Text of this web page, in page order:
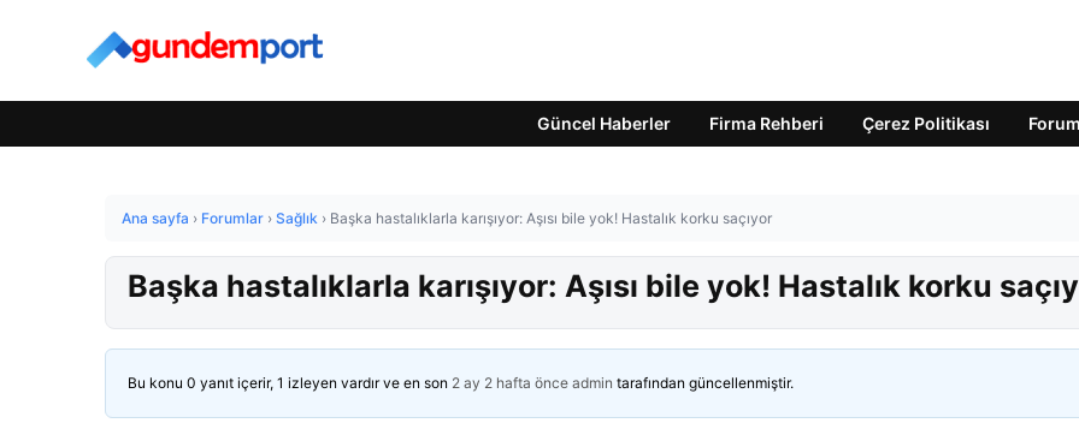
Güncel Haberler Firma Rehberi Çerez Politikası Forum
Ana sayfa › Forumlar › Sağlık › Başka hastalıklarla karışıyor: Aşısı bile yok! Hastalık korku saçıyor
Başka hastalıklarla karışıyor: Aşısı bile yok! Hastalık korku
Bu konu 0 yanıt içerir, 1 izleyen vardır ve en son 2 ay 2 hafta önce admin tarafından güncellenmiştir.